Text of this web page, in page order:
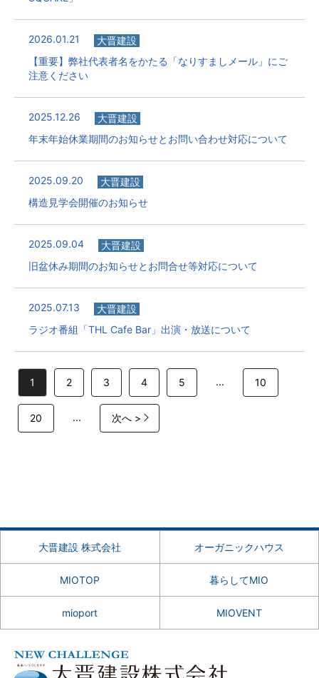
2026.01.21
大晋建設
【重要】弊社代表者名をかたる「なりすましメール」にご
注意ください
2025.12.26
大晋建設
年末年始休業期間のお知らせとお問い合わせ対応について
2025.09.20
大晋建設
構造見学会開催のお知らせ
2025.09.04
大晋建設
旧盆休み期間のお知らせとお問合せ等対応について
2025.07.13
大晋建設
ラジオ番組「THL Cafe Bar」出演・放送について
1 2 3 4 5 ... 10
20 ... 次へ >
大晋建設 株式会社 オーガニックハウス
MIOTOP 暮らしてMIO
mioport MIOVENT